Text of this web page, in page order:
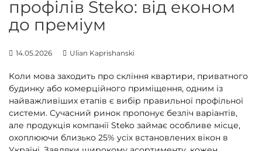
профілів Steko: від економ
до преміум
14.05.2026 Ulian Kaprishanski
Коли мова заходить про скління квартири, приватного
будинку або комерційного приміщення, одним із
найважливіших етапів є вибір правильної профільної
системи. Сучасний ринок пропонує безліч варіантів,
але продукція компанії Steko займає особливе місце,
охоплюючи близько 25% усіх встановлених вікон в